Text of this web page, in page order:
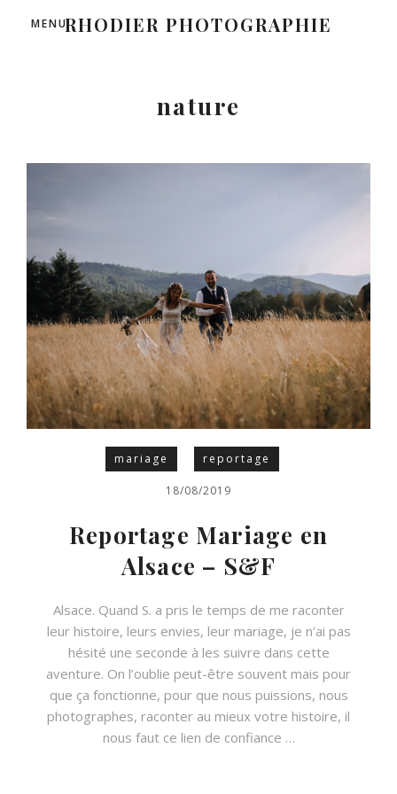
RHODIER PHOTOGRAPHIE
MENU
nature
mariage reportage
18/08/2019
Reportage Mariage en
Alsace – S&F
Alsace. Quand S. a pris le temps de me raconter
leur histoire, leurs envies, leur mariage, je n’ai pas
hésité une seconde à les suivre dans cette
aventure. On l’oublie peut-être souvent mais pour
que ça fonctionne, pour que nous puissions, nous
photographes, raconter au mieux votre histoire, il
nous faut ce lien de confiance …